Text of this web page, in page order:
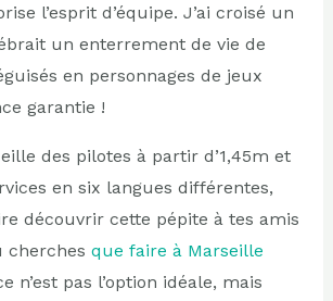
l’esprit d’équipe. J’ai croisé un
un enterrement de vie de
en personnages de jeux
garantie !
des pilotes à partir d’1,45m et
en six langues différentes,
découvrir cette pépite à tes amis
cherches que faire à Marseille
n’est pas l’option idéale, mais